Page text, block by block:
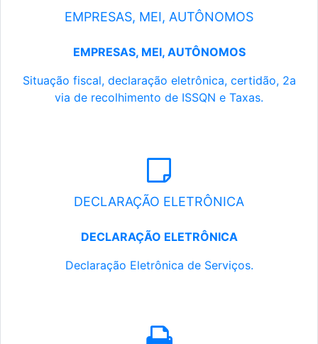
EMPRESAS, MEI, AUTÔNOMOS
EMPRESAS, MEI, AUTÔNOMOS
Situação fiscal, declaração eletrônica, certidão, 2a
via de recolhimento de ISSQN e Taxas.
DECLARAÇÃO ELETRÔNICA
DECLARAÇÃO ELETRÔNICA
Declaração Eletrônica de Serviços.